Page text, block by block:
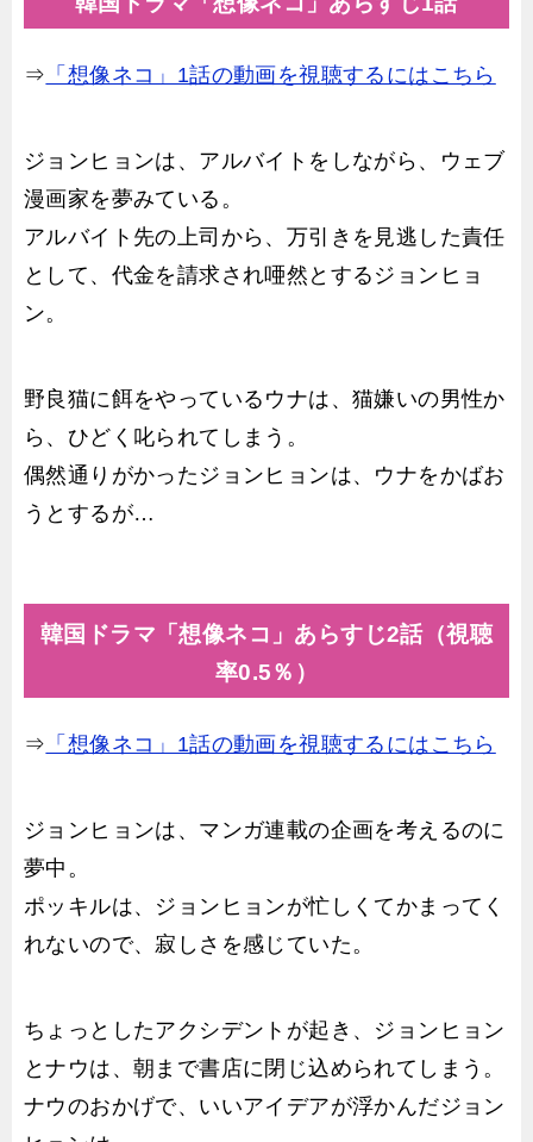
⇒ 「想像ネコ」1話の動画を視聴するにはこちら
ジョンヒョンは、アルバイトをしながら、ウェブ
漫画家を夢みている。
アルバイト先の上司から、万引きを見逃した責任
として、代金を請求され唖然とするジョンヒョ
ン。
野良猫に餌をやっているウナは、猫嫌いの男性か
ら、ひどく叱られてしまう。
偶然通りがかったジョンヒョンは、ウナをかばお
うとするが…
韓国ドラマ「想像ネコ」あらすじ2話（視聴
率0.5％）
⇒ 「想像ネコ」1話の動画を視聴するにはこちら
ジョンヒョンは、マンガ連載の企画を考えるのに
夢中。
ポッキルは、ジョンヒョンが忙しくてかまってく
れないので、寂しさを感じていた。
ちょっとしたアクシデントが起き、ジョンヒョン
とナウは、朝まで書店に閉じ込められてしまう。
ナウのおかげで、いいアイデアが浮かんだジョン